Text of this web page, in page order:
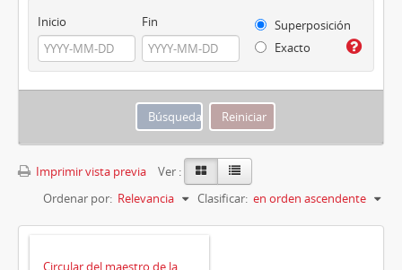
Inicio Fin
Superposición
Exacto
Imprimir vista previa
Ver :
Ordenar por: Relevancia Clasificar: en orden ascendente
Circular del maestro de la